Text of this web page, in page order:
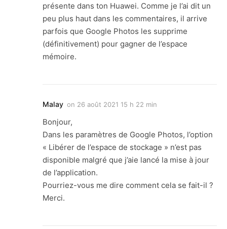
présente dans ton Huawei. Comme je l’ai dit un
peu plus haut dans les commentaires, il arrive
parfois que Google Photos les supprime
(définitivement) pour gagner de l’espace
mémoire.
Malay on 26 août 2021 15 h 22 min
Bonjour,
Dans les paramètres de Google Photos, l’option
« Libérer de l’espace de stockage » n’est pas
disponible malgré que j’aie lancé la mise à jour
de l’application.
Pourriez-vous me dire comment cela se fait-il ?
Merci.